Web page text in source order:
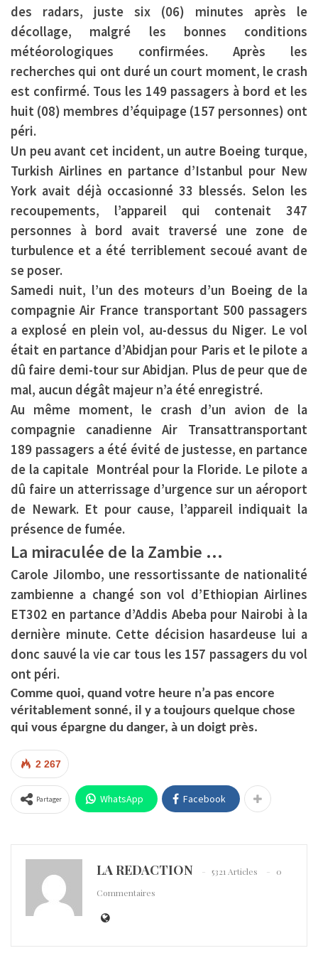
des radars, juste six (06) minutes après le
décollage, malgré les bonnes conditions
météorologiques confirmées. Après les
recherches qui ont duré un court moment, le crash
est confirmé. Tous les 149 passagers à bord et les
huit (08) membres d’équipage (157 personnes) ont
péri.
Un peu avant cet incident, un autre Boeing turque,
Turkish Airlines en partance d’Istanbul pour New
York avait déjà occasionné 33 blessés. Selon les
recoupements, l’appareil qui contenait 347
personnes à bord avait traversé une zone de
turbulence et a été terriblement secoué avant de
se poser.
Samedi nuit, l’un des moteurs d’un Boeing de la
compagnieAir France transportant 500 passagers
a explosé en plein vol, au-dessus du Niger. Le vol
était en partance d’Abidjan pour Paris et le pilote a
dû faire demi-tour sur Abidjan. Plus de peur que de
mal, aucun dégât majeur n’a été enregistré.
Au même moment, le crash d’un avion de la
compagnie canadienneAir Transattransportant
189 passagers a été évité de justesse, en partance
de la capitale Montréal pour la Floride. Le pilote a
dû faire un atterrissage d’urgence sur un aéroport
de Newark. Et pour cause, l’appareil indiquait la
présence de fumée.
La miraculée de la Zambie …
Carole Jilombo, une ressortissante de nationalité
zambienne a changé son vol d’Ethiopian Airlines
ET302 en partance d’Addis Abeba pour Nairobi à la
dernière minute. Cette décision hasardeuse lui a
donc sauvé la vie car tous les 157 passagers du vol
ont péri.
Comme quoi, quand votre heure n’a pas encore
véritablement sonné, il y a toujours quelque chose
qui vous épargne du danger, à un doigt près.
2 267
Partager WhatsApp Facebook
LA REDACTION 5321 Articles
0
Commentaires